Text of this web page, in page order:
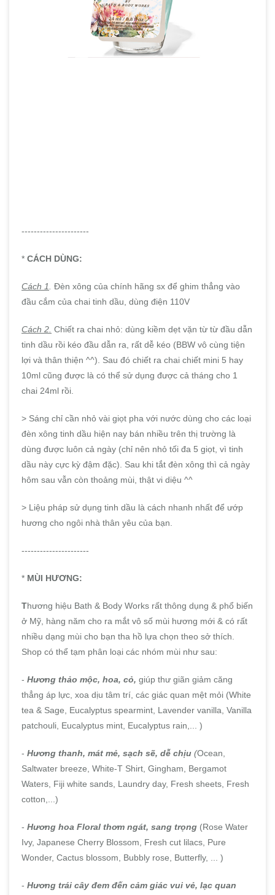
----------------------
* CÁCH DÙNG:
Cách 1
Đèn xông của chính hãng sx để ghim thẳng vào
đầu cắm của chai tinh dầu, dùng điện 110V
Cách 2. Chiết ra chai nhỏ: dùng kiềm dẹt vặn từ từ đầu dẫn
tinh dầu rồi kéo đầu dẫn ra, rất dễ kéo (BBW vô cùng tiện
lợi và thân thiện ^^). Sau đó chiết ra chai chiết mini 5 hay
10ml cũng được là có thể sử dụng được cả tháng cho 1
chai 24ml rồi.
> Sáng chỉ cần nhỏ vài giọt pha với nước dùng cho các loại
đèn xông tinh dầu hiện nay bán nhiều trên thị trường là
dùng được luôn cả ngày (chỉ nên nhỏ tối đa 5 giọt, vì tinh
dầu này cực kỳ đậm đặc). Sau khi tắt đèn xông thì cả ngày
hôm sau vẫn còn thoảng mùi, thật vi diệu ^^
> Liệu pháp sử dụng tinh dầu là cách nhanh nhất để ướp
hương cho ngôi nhà thân yêu của bạn.
----------------------
* MÙI HƯƠNG:
Thương hiệu Bath & Body Works rất thông dụng & phổ biến
ở Mỹ, hàng năm cho ra mắt vô số mùi hương mới & có rất
nhiều dạng mùi cho bạn tha hồ lựa chọn theo sở thích.
Shop có thể tạm phân loại các nhóm mùi như sau:
- Hương thảo mộc, hoa, cỏ, giúp thư giãn giảm căng
thẳng áp lực, xoa dịu tâm trí, các giác quan mệt mỏi (White
tea & Sage, Eucalyptus spearmint, Lavender vanilla, Vanilla
patchouli, Eucalyptus mint, Eucalyptus rain,... )
- Hương thanh, mát mẻ, sạch sẽ, dễ chịu (Ocean,
Saltwater breeze, White-T Shirt, Gingham, Bergamot
Waters, Fiji white sands, Laundry day, Fresh sheets, Fresh
cotton,...)
- Hương hoa Floral thơm ngát, sang trọng (Rose Water
Ivy, Japanese Cherry Blossom, Fresh cut lilacs, Pure
Wonder, Cactus blossom, Bubbly rose, Butterfly, ... )
- Hương trái cây đem đến cảm giác vui vẻ, lạc quan